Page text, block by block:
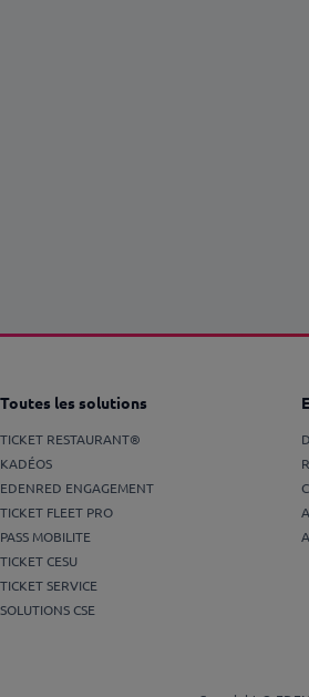
Toutes les solutions
TICKET RESTAURANT®
KADÉOS
EDENRED ENGAGEMENT
TICKET FLEET PRO
PASS MOBILITE
TICKET CESU
TICKET SERVICE
SOLUTIONS CSE